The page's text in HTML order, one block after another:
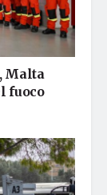
Malta
fuoco